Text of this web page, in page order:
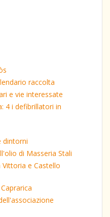
raccolta
e vie interessate
4 i defibrillatori in
dintorni
di Masseria Stali
Vittoria e Castello